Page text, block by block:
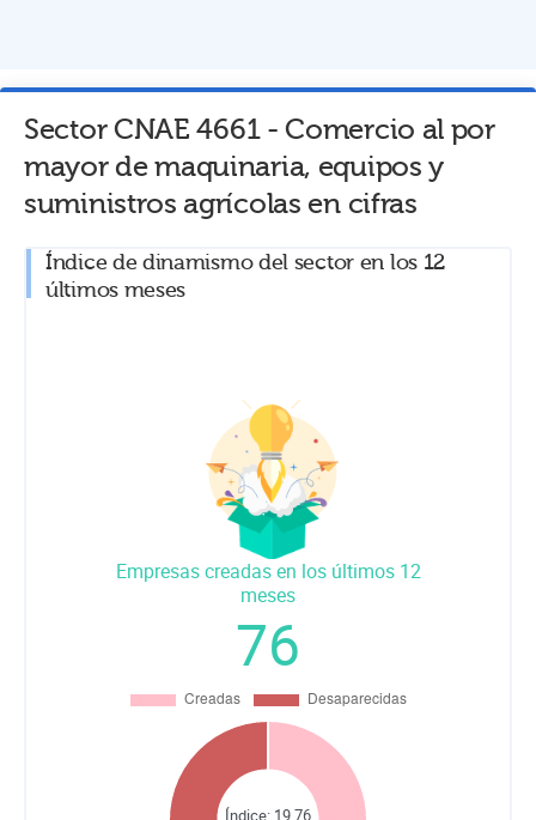
Sector CNAE4661-Comercio al por
mayor de maquinaria, equipos y
suministros agrícolas en cifras
Índice de dinamismo del sector en los 12
últimos meses
Empresas creadas en los últimos 12
meses
76
Índice: 19.76